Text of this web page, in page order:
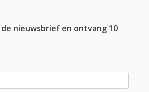
nieuwsbrief en ontvang 10